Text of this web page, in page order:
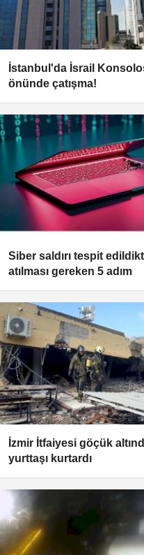
İstanbul'da İsrail
önünde çatışma!
Siber saldırı tespit
atılması gereken 5 adım
İzmir İtfaiyesi göçük
yurttaşı kurtardı